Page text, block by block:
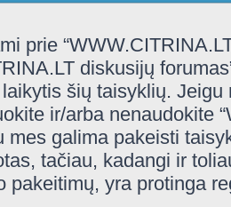
prie
diskusijų
šių taisyklių.
ir/arba nenaudokite
mes galima pakeisti
tačiau, kadangi ir
pakeitimų, yra protinga